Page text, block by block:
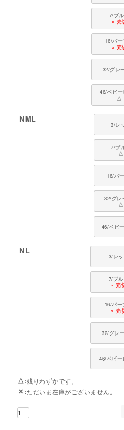
7/ブ
× 売
16/パ
× 売
32/グレ
46/ベビー
△
NML
3/レ
7/ブ
△
16/パ
32/グレ
△
46/ベビ
NL
3/レ
7/ブ
× 売
16/パー
× 売
32/グレ
46/ベビー
△ 残りわずかです。
✕ ただいま在庫がございません。